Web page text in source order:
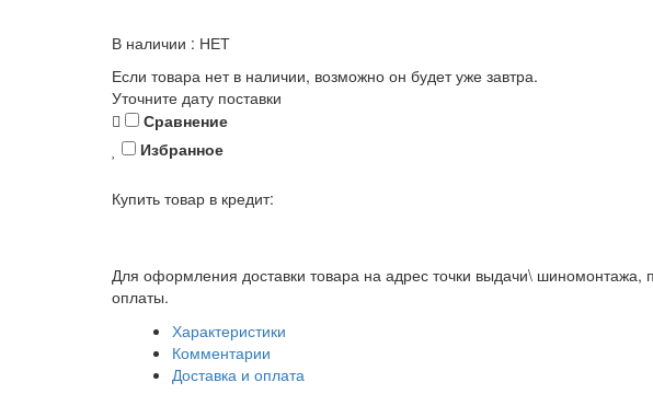
В наличии : НЕТ
Если товара нет в наличии, возможно он будет уже завтра.
Уточните дату поставки
Сравнение
Избранное
Купить товар в кредит:
Для оформления доставки товара на адрес точки выдачи\ шиномонтажа,
оплаты.
Характеристики
Комментарии
Доставка и оплата